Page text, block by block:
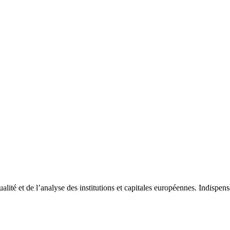
et de l’analyse des institutions et capitales européennes.